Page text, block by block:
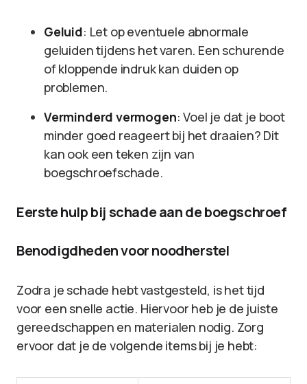
Geluid: Let op eventuele abnormale
geluiden tijdens het varen. Een schurende
of kloppende indruk kan duiden op
problemen.
Verminderd vermogen: Voel je dat je boot
minder goed reageert bij het draaien? Dit
kan ook een teken zijn van
boegschroefschade.
Eerste hulp bij schade aan de boegschroef
Benodigdheden voor noodherstel
Zodra je schade hebt vastgesteld, is het tijd
voor een snelle actie. Hiervoor heb je de juiste
gereedschappen en materialen nodig. Zorg
ervoor dat je de volgende items bij je hebt: